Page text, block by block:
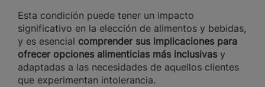
Esta condición puede tener un impacto
significativo en la elección de alimentos y bebidas,
y es esencial comprender sus implicaciones para
ofrecer opciones alimenticias más inclusivas y
adaptadas a las necesidades de aquellos clientes
que experimentan intolerancia.